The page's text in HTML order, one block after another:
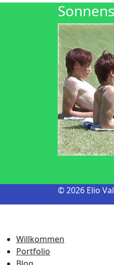
© 2026 Elio
Willkommen
Portfolio